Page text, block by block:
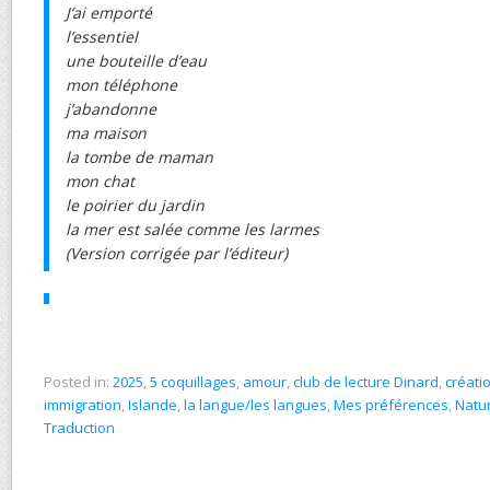
J’ai emporté
l’essentiel
une bouteille d’eau
mon téléphone
j’abandonne
ma maison
la tombe de maman
mon chat
le poirier du jardin
la mer est salée comme les larmes
(Version corrigée par l’éditeur)
Posted in: 2025,5 coquillages, amour,club de lecture Dinard,
immigration,Islande,la langue/les langues,Mes préférences,
Traduction